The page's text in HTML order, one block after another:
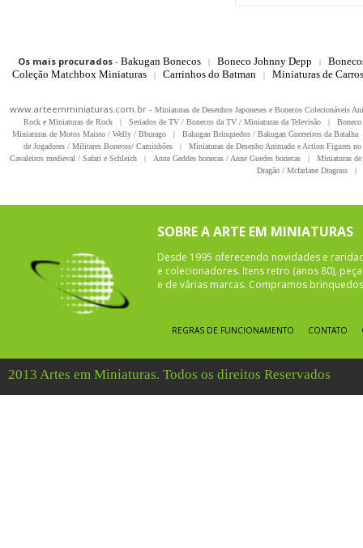
Os mais procurados- Bakugan Bonecos | Boneco Johnny Depp |
Coleção Matchbox Miniaturas
| Carrinhos do Batman | Miniaturas de
www.arteemminiaturas.com.br - Miniaturas de Desenhos Japoneses e Bonecos Colecionáveis
Rock e Miniaturas de Rock
| Seriados de TV / Bonecos da TV / Miniaturas da Televisão |
Miniaturas de Motos Maisto / Welly / Bburago
| Bakugan Brinquedos / Bakugan Guerreiros da Batalha
de Jogadores / Militares Bonecos/ Caminhões
|
Miniaturas de Desenho Animado e Action Figures
Cavaleiros medieval / Safari e Schleich
| Anne Geddes bonecas / Anne Guedes bonecas |
Miniaturas
Dragão / Mcfarlane Dragons
|
SOBRE A ARTE EM MINIATURAS
Desde 1995 oferecendo novidades e
e colecionadores. Itens retro (anos 80),
e de várias marcas. Compramos
REGRAS DE FUNCIONAMENTO CONTATO
2013 Artes em Miniaturas. Todos os direitos Reservados